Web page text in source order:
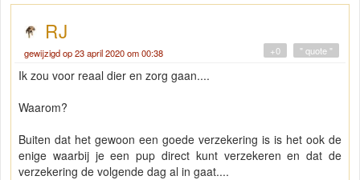
RJ
gewijzigd op 23 april 2020 om 00:38 " quote "
+0
Ik zou voor reaal dier en zorg gaan....
Waarom?
Buiten dat het gewoon een goede verzekering is is het ook de
enige waarbij je een pup direct kunt verzekeren en dat de
verzekering de volgende dag al in gaat....